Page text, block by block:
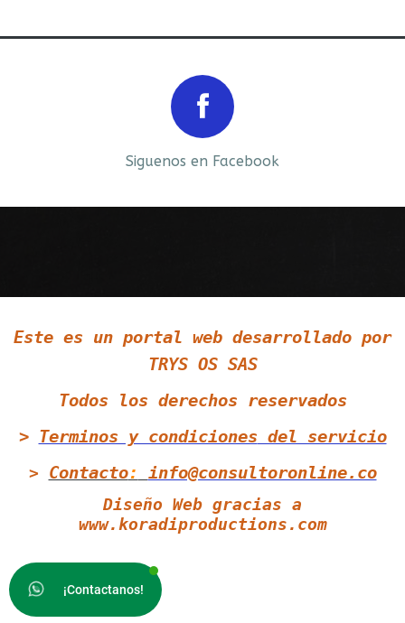
Siguenos en Facebook
Este es un portal web desarrollado por
TRYS OS SAS
Todos los derechos reservados
> Terminos y condiciones del servicio
> Contacto: info@consultoronline.co
Diseño Web gracias a
www.koradiproductions.com
¡Contactanos!